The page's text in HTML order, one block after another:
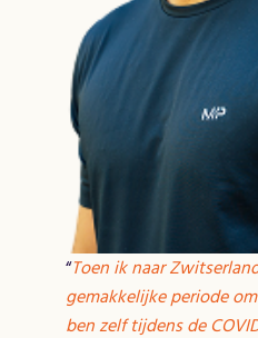
“Toen ik naar
gemakkelijke periode
ben zelf tijdens de